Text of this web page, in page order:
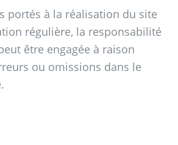
portés à la réalisation du site
régulière, la responsabilité
être engagée à raison
ou omissions dans le